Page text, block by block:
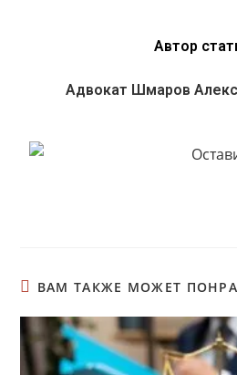
Автор
Адвокат Шмаров
ВАМ ТАКЖЕ МОЖЕТ